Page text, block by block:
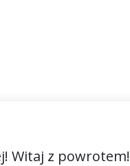
Witaj z powrotem!